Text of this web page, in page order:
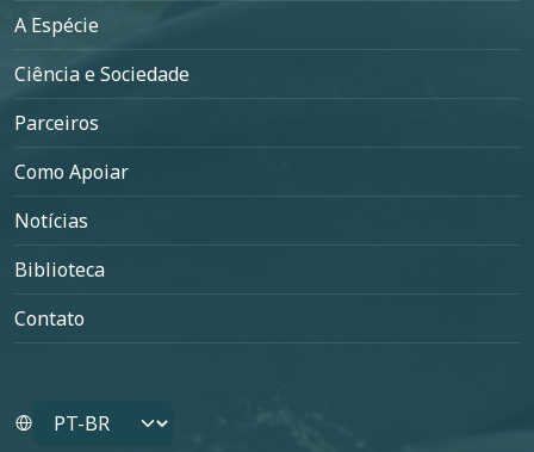
A Espécie
Ciência e Sociedade
Parceiros
Como Apoiar
Notícias
Biblioteca
Contato
Select your language